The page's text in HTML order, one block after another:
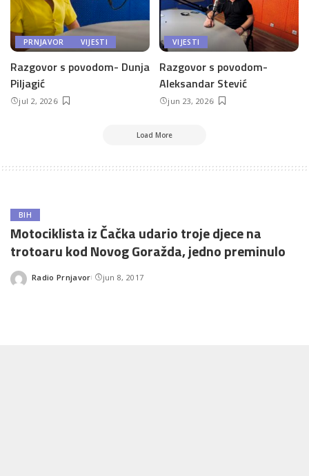
PRNJAVOR VIJESTI
Razgovor s povodom- Dunja
Piljagić
jul 2, 2026
VIJESTI
Razgovor s povodom-
Aleksandar Stević
jun 23, 2026
Load More
BIH
Motociklista iz Čačka udario troje djece na
trotoaru kod Novog Goražda, jedno preminulo
Posted
Radio Prnjavor jun 8, 2017